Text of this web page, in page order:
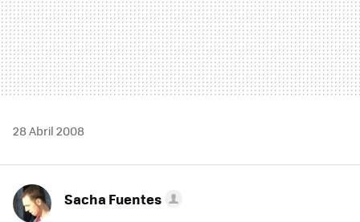
28 Abril 2008
Sacha Fuentes